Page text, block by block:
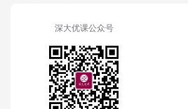
深大优课公众号